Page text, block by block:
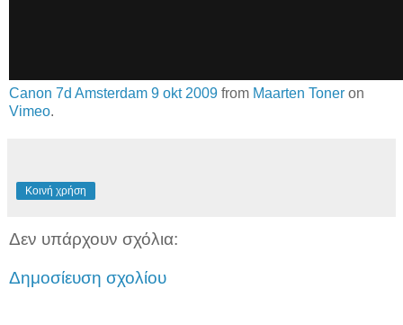
Canon 7d Amsterdam 9 okt 2009 from Maarten Toner on
Vimeo.
Κοινή χρήση
Δεν υπάρχουν σχόλια:
Δημοσίευση σχολίου